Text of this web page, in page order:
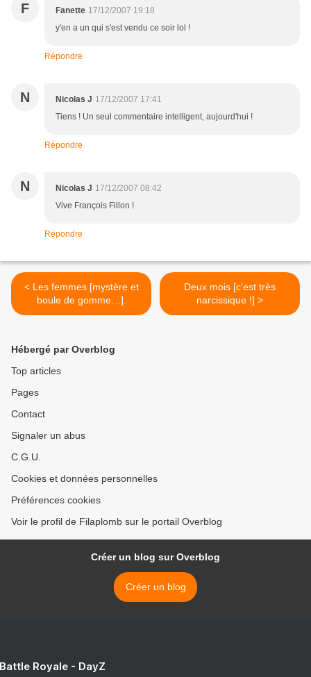
F Fanette 17/12/2007 19:18
y'en a un qui s'est vendu ce soir lol !
Répondre
N Nicolas J 17/12/2007 17:41
Tiens ! Un seul commentaire intelligent, aujourd'hui !
Répondre
N Nicolas J 17/12/2007 08:42
Vive François Fillon !
Répondre
< Les femmes [mystère et
boule de gomme…].
Deux mois [c'est très
narcissique !] >
Hébergé par Overblog
Top articles
Pages
Contact
Signaler un abus
C.G.U.
Cookies et données personnelles
Préférences cookies
Voir le profil de Filaplomb sur le portail Overblog
Créer un blog sur Overblog
Créer un blog
Royale - DayZ